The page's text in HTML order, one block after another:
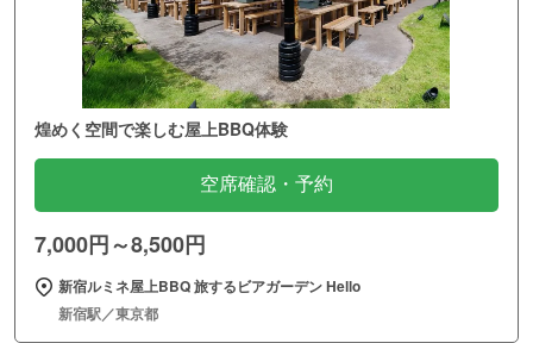
煌めく空間で楽しむ屋上BBQ体験
空席確認・予約
7,000円～8,500円
新宿ルミネ屋上BBQ 旅するビアガーデン Hello
新宿駅／東京都